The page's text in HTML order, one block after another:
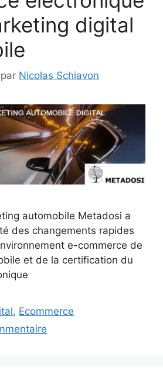
digital
par Nicolas Schiavon
automobile Metadosi a
des changements rapides
e-commerce de
et de la certification du
, Ecommerce